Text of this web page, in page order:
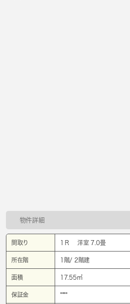
物件詳細
間取り 1Ｒ 洋室 7.0畳
所在階 1階/ 2階建
面積 17.55㎡
保証金 ****